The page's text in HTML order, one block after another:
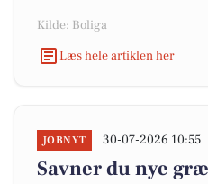
Kilde: Boliga
Læs hele artiklen her
JOBNYT 30-07-2026 10:55
Savner du nye